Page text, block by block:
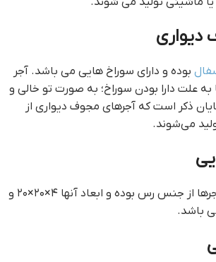
دیواری
بوده و دارای سوراخ هایی می باشد. آجر
به علت دارا بودن سوراخ؛ به صورت تو خالی و
ذکر است که آجرهای مجوف دیواری از
می‌شوند.
آجر لفتون تهران این آجرها از جنس رس بوده و ابعاد آنها ۴×۲۰×۲۰ و